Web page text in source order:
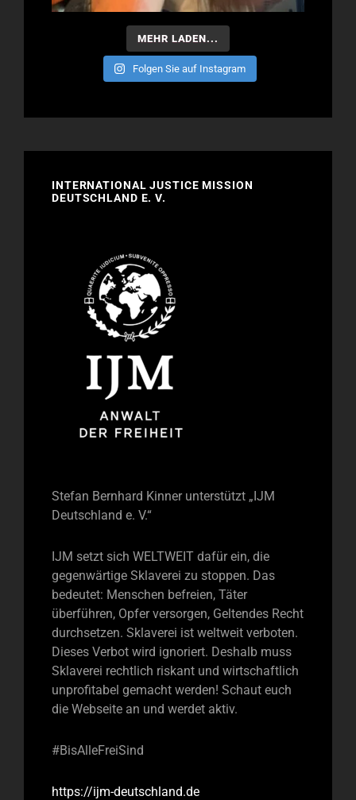
MEHR LADEN...
Folgen Sie auf Instagram
INTERNATIONAL JUSTICE MISSION
DEUTSCHLAND E. V.
Stefan Bernhard Kinner unterstützt „IJM
Deutschland e. V.“
IJM setzt sich WELTWEIT dafür ein, die
gegenwärtige Sklaverei zu stoppen. Das
bedeutet: Menschen befreien, Täter
überführen, Opfer versorgen, Geltendes Recht
durchsetzen. Sklaverei ist weltweit verboten.
Dieses Verbot wird ignoriert. Deshalb muss
Sklaverei rechtlich riskant und wirtschaftlich
unprofitabel gemacht werden! Schaut euch
die Webseite an und werdet aktiv.
#BisAlleFreiSind
https://ijm-deutschland.de